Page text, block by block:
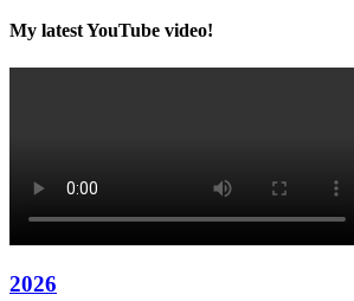
My latest YouTube video!
2026